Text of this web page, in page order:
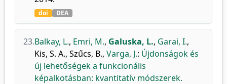
doi DEA
23.Balkay, L., Emri, M., Galuska, L., Garai, I.,
Kis, S. A., Szűcs, B., Varga, J.: Újdonságok és
új lehetőségek a funkcionális
képalkotásban: kvantitatív módszerek.